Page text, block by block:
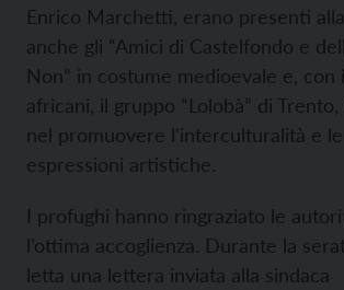
Enrico Marchetti, erano presenti
anche gli “Amici di Castelfondo e
Non” in costume medioevale e, con
africani, il gruppo “Lolobà” di
nel promuovere l'interculturalità e
espressioni artistiche.
I profughi hanno ringraziato le
l’ottima accoglienza. Durante la
letta una lettera inviata alla sindaca